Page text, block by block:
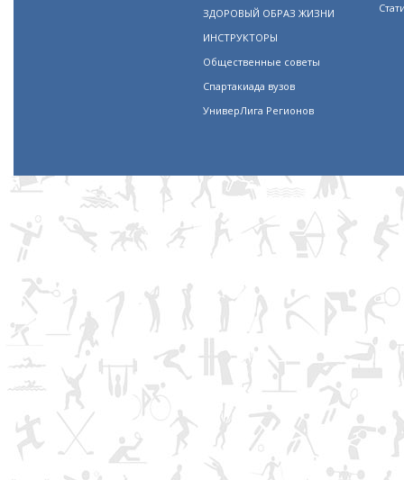
ЗДОРОВЫЙ ОБРАЗ ЖИЗНИ
ИНСТРУКТОРЫ
Общественные советы
Спартакиада вузов
УниверЛига Регионов